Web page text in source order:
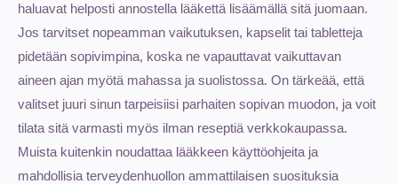
haluavat helposti annostella lääkettä lisäämällä sitä juomaan.
Jos tarvitset nopeamman vaikutuksen, kapselit tai tabletteja
pidetään sopivimpina, koska ne vapauttavat vaikuttavan
aineen ajan myötä mahassa ja suolistossa. On tärkeää, että
valitset juuri sinun tarpeisiisi parhaiten sopivan muodon, ja voit
tilata sitä varmasti myös ilman reseptiä verkkokaupassa.
Muista kuitenkin noudattaa lääkkeen käyttöohjeita ja
mahdollisia terveydenhuollon ammattilaisen suosituksia